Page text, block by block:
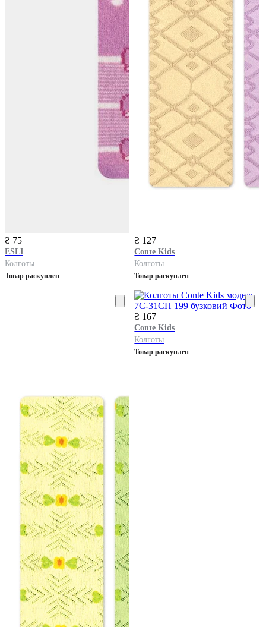
₴ 75
ESLI
Колготы
Товар раскуплен
₴ 127
Conte Kids
Колготы
Товар раскуплен
₴ 167
Conte Kids
Колготы
Товар раскуплен